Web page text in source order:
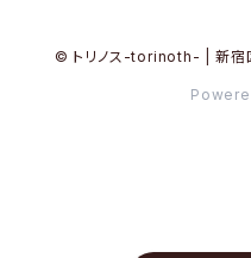
© トリノス-torinoth- | 新宿区